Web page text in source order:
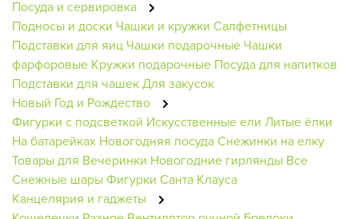
Посуда и сервировка
Подносы и доски Чашки и кружки Салфетницы
Подставки для яиц Чашки подарочные Чашки
фарфоровые Кружки подарочные Посуда для напитков
Подставки для чашекДля закусок
Новый Год и Рождество
Фигурки с подсветкой Искусственные ели Литые ёлки
На батарейках Новогодняя посудаСнежинки на елку
Товары для Вечеринки Новогодние гирлянды Все
Снежные шарыФигурки Санта Клауса
Канцелярия и гаджеты